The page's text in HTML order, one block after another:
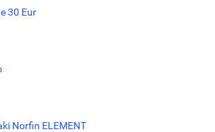
30 Eur
Norfin ELEMENT